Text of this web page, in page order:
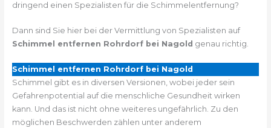
dringend einen Spezialisten für die Schimmelentfernung?
Dann sind Sie hier bei der Vermittlung von Spezialisten auf
Schimmel entfernen Rohrdorf bei Nagold genau richtig.
Schimmel entfernen Rohrdorf bei Nagold
Schimmel gibt es in diversen Versionen, wobei jeder sein
Gefahrenpotential auf die menschliche Gesundheit wirken
kann. Und das ist nicht ohne weiteres ungefährlich. Zu den
möglichen Beschwerden zählen unter anderem